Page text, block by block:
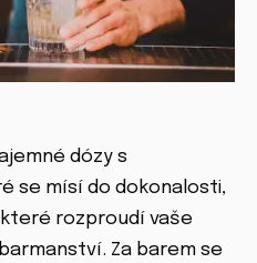
dózy s
se mísí do dokonalosti,
rozproudí vaše
Za barem se